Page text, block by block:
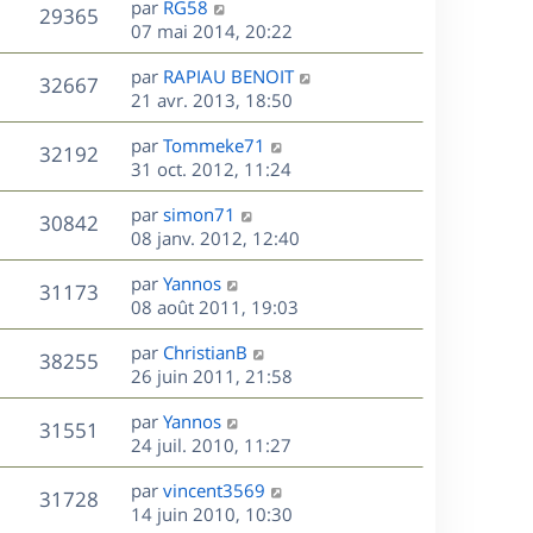
g
e
s
a
g
e
m
e
s
s
a
g
e
s
n
i
e
r
m
e
s
s
a
g
e
29365V
u
s
D
e
r
n
i
e
r
m
e
s
s
a
g
e
par RG58
07 mai 2014, 20:22
32667V
u
e
s
D
e
r
n
i
e
r
m
e
s
s
a
g
e
par RAPIAU BENOIT
21 avr. 2013, 18:50
32192V
u
e
s
D
e
r
n
i
e
r
m
e
s
s
a
g
e
par Tommeke71
31 oct. 2012, 11:24
30842V
u
e
D
e
r
n
i
e
r
m
e
s
s
a
g
e
par simon71
08 janv. 2012, 12:40
31173V
u
D
e
r
n
i
e
r
m
e
s
s
par Yannos
08 août 2011, 19:03
38255V
u
s
D
e
r
n
i
e
r
m
par ChristianB
26 juin 2011, 21:58
31551
u
e
D
e
r
n
i
par Yannos
24 juil. 2010, 11:27
31728V
D
e
par vincent3569
14 juin 2010, 10:30